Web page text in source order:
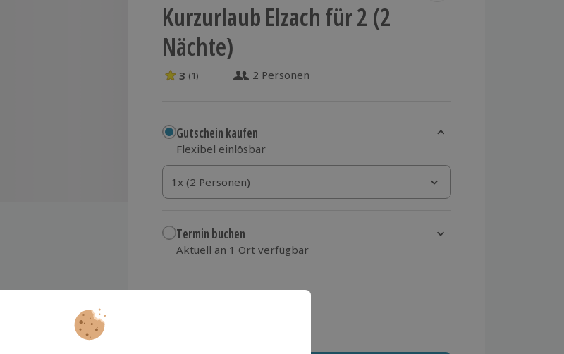
Kurzurlaub Elzach für 2 (2
Nächte)
3 Sterne von 5 aus 1 Bewertungen
3 (1) 2 Personen
Gutschein kaufen
Flexibel einlösbar
1x (2 Personen)
1x (2 Personen)
1x (2 Personen)
Termin buchen
Aktuell an 1 Ort verfügbar